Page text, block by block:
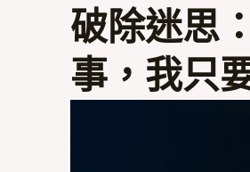
破除迷思
事，我只